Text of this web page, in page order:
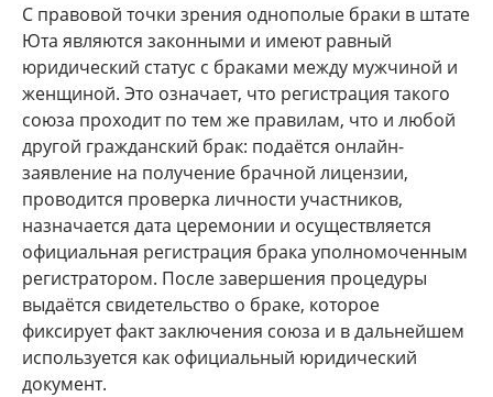
С правовой точки зрения однополые браки в штате
Юта являются законными и имеют равный
юридический статус с браками между мужчиной и
женщиной. Это означает, что регистрация такого
союза проходит по тем же правилам, что и любой
другой гражданский брак: подаётся онлайн-
заявление на получение брачной лицензии,
проводится проверка личности участников,
назначается дата церемонии и осуществляется
официальная регистрация брака уполномоченным
регистратором. После завершения процедуры
выдаётся свидетельство о браке, которое
фиксирует факт заключения союза и в дальнейшем
используется как официальный юридический
документ.